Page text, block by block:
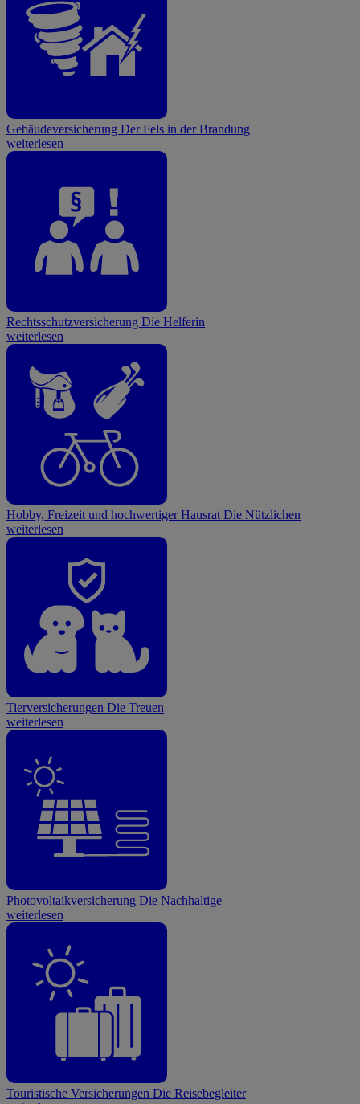
Gebäudeversicherung Der Fels in der Brandung
weiterlesen
Rechtsschutzversicherung Die Helferin
weiterlesen
Hobby, Freizeit und hochwertiger Hausrat Die Nützlichen
weiterlesen
Tierversicherungen Die Treuen
weiterlesen
Photovoltaikversicherung Die Nachhaltige
weiterlesen
Touristische Versicherungen Die Reisebegleiter